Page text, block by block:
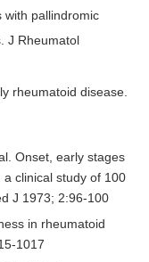
with pallindromic
J Rheumatol
rheumatoid disease.
Onset, early stages
clinical study of 100
J 1973; 2:96-100
in rheumatoid
1017